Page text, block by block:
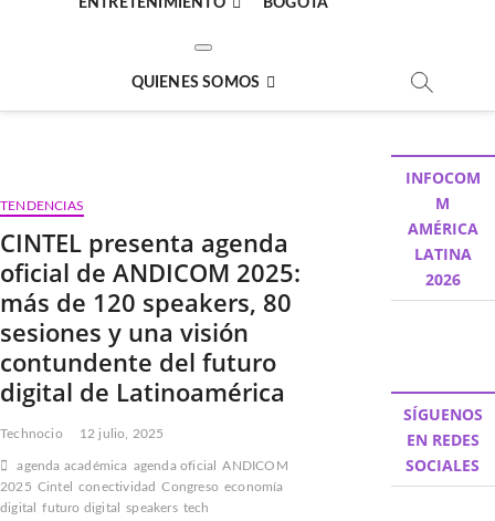
ENTRETENIMIENTO BOGOTÁ
QUIENES SOMOS
TENDENCIAS
CINTEL presenta agenda
oficial de ANDICOM 2025:
más de 120 speakers, 80
sesiones y una visión
contundente del futuro
digital de Latinoamérica
Technocio 12 julio, 2025
agenda académica agenda oficial
ANDICOM
2025 Cintel conectividad Congreso economía
digital
futuro digital speakers tech
INFOCOM
M
AMÉRICA
LATINA
2026
SÍGUENOS
EN REDES
SOCIALES